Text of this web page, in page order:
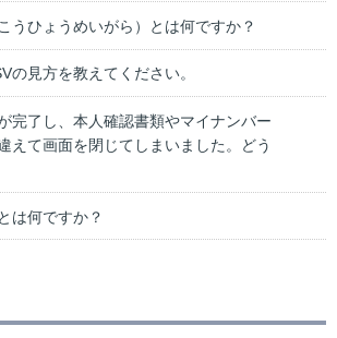
うひょうめいがら）とは何ですか？
の見方を教えてください。
完了し、本人確認書類やマイナンバー
えて画面を閉じてしまいました。どう
は何ですか？